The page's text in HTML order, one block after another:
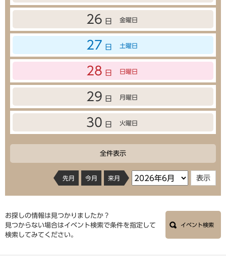
26 日 金曜日
27 日 土曜日
28 日 日曜日
29 日 月曜日
30 日 火曜日
全件表示
先月 今月 来月
お探しの情報は見つかりましたか？
見つからない場合はイベント検索で条件を指定して
検索してみてください。
イベント検索